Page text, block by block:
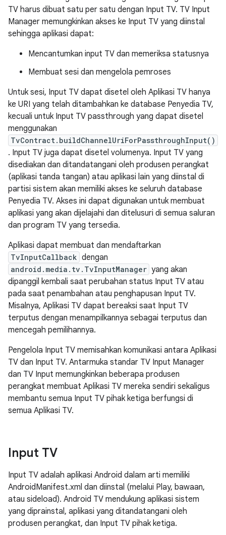
TV harus dibuat satu per satu dengan Input TV. TV Input
Manager memungkinkan akses ke Input TV yang diinstal
sehingga aplikasi dapat:
Mencantumkan input TV dan memeriksa statusnya
Membuat sesi dan mengelola pemroses
Untuk sesi, Input TV dapat disetel oleh Aplikasi TV hanya
ke URI yang telah ditambahkan ke database Penyedia TV,
kecuali untuk Input TV passthrough yang dapat disetel
menggunakan
TvContract.buildChannelUriForPassthroughInput()
. Input TV juga dapat disetel volumenya. Input TV yang
disediakan dan ditandatangani oleh produsen perangkat
(aplikasi tanda tangan) atau aplikasi lain yang diinstal di
partisi sistem akan memiliki akses ke seluruh database
Penyedia TV. Akses ini dapat digunakan untuk membuat
aplikasi yang akan dijelajahi dan ditelusuri di semua saluran
dan program TV yang tersedia.
Aplikasi dapat membuat dan mendaftarkan
TvInputCallback dengan
android.media.tv.TvInputManager yang akan
dipanggil kembali saat perubahan status Input TV atau
pada saat penambahan atau penghapusan Input TV.
Misalnya, Aplikasi TV dapat bereaksi saat Input TV
terputus dengan menampilkannya sebagai terputus dan
mencegah pemilihannya.
Pengelola Input TV memisahkan komunikasi antara Aplikasi
TV dan Input TV. Antarmuka standar TV Input Manager
dan TV Input memungkinkan beberapa produsen
perangkat membuat Aplikasi TV mereka sendiri sekaligus
membantu semua Input TV pihak ketiga berfungsi di
semua Aplikasi TV.
Input TV
Input TV adalah aplikasi Android dalam arti memiliki
AndroidManifest.xml dan diinstal (melalui Play, bawaan,
atau sideload). Android TV mendukung aplikasi sistem
yang diprainstal, aplikasi yang ditandatangani oleh
produsen perangkat, dan Input TV pihak ketiga.